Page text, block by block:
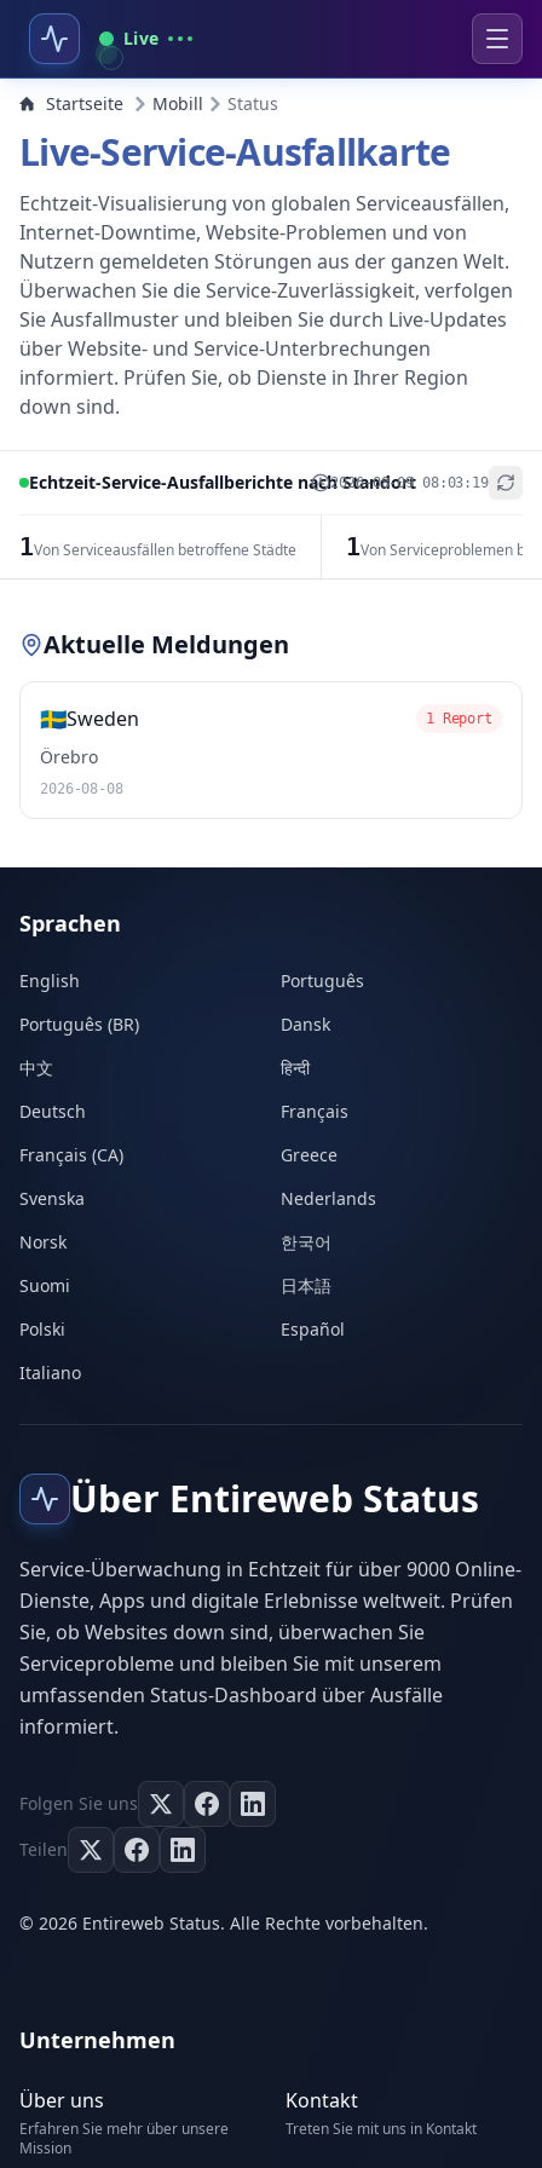
Live
Startseite Mobill Status
Live-Service-Ausfallkarte
Echtzeit-Visualisierung von globalen Serviceausfällen,
Internet-Downtime, Website-Problemen und von
Nutzern gemeldeten Störungen aus der ganzen Welt.
Überwachen Sie die Service-Zuverlässigkeit, verfolgen
Sie Ausfallmuster und bleiben Sie durch Live-Updates
über Website- und Service-Unterbrechungen
informiert. Prüfen Sie, ob Dienste in Ihrer Region
down sind.
Echtzeit-Service-Ausfallberichte nach Standort
2026-08-09 08:03:19
1Von Serviceausfällen betroffene Städte 1Von Serviceproblemen
+
Aktuelle Meldungen
🇸🇪Sweden 1 Report
Örebro
2026-08-08
Sprachen
English
Português
Português (BR)
Dansk
中文
हिन्दी
Deutsch
Français
Français (CA)
Greece
Svenska
Nederlands
Norsk
한국어
Suomi
日本語
Polski
Español
Italiano
Über Entireweb Status
Service-Überwachung in Echtzeit für über 9000 Online-
Dienste, Apps und digitale Erlebnisse weltweit. Prüfen
Sie, ob Websites down sind, überwachen Sie
Serviceprobleme und bleiben Sie mit unserem
umfassenden Status-Dashboard über Ausfälle
informiert.
Folgen Sie uns
Teilen
© 2026 Entireweb Status. Alle Rechte vorbehalten.
Unternehmen
Über uns
Erfahren Sie mehr über unsere
Mission
Kontakt
Treten Sie mit uns in Kontakt